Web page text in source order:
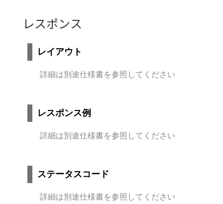
レスポンス
レイアウト
詳細は別途仕様書を参照してください
レスポンス例
詳細は別途仕様書を参照してください
ステータスコード
詳細は別途仕様書を参照してください